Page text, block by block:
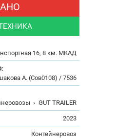
16, 8 км. МКАД
А. (Сов0108) / 7536
› GUT TRAILER
2023
Контейнеровоз